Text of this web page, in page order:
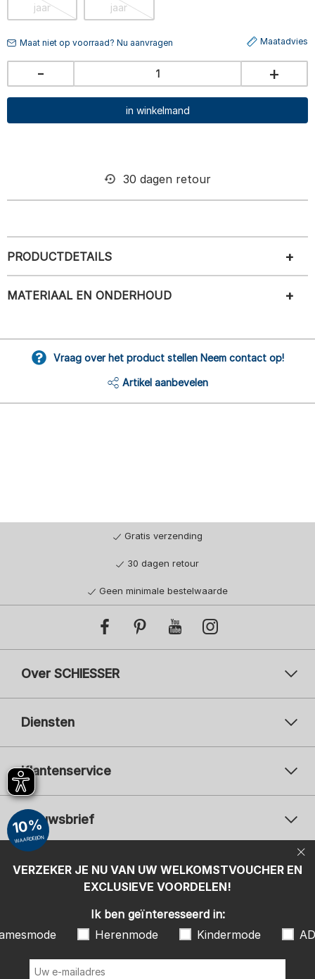
jaar
jaar
Maat niet op voorraad? Nu aanvragen Maatadvies
- +
in winkelmand
30 dagen retour
PRODUCTDETAILS
MATERIAAL EN ONDERHOUD
Vraag over het product stellen Neem contact op!
Artikel aanbevelen
Gratis verzending
30 dagen retour
Geen minimale bestelwaarde
Over SCHIESSER
Diensten
Klantenservice
Nieuwsbrief
Uw
Uw e-mailadres
Aanmelden
Herenmode
ADIDAS
Door te klikken op Aanmelden ben ik het eens om de nieuwsbrief of
Betaalwijzen
VERZEKER JE NU VAN UW WELKOMSTVOUCHER EN
EXCLUSIEVE VOORDELEN!
10%
WAARDEBON
Ik ben geïnteresseerd in:
Herenmode Kindermode